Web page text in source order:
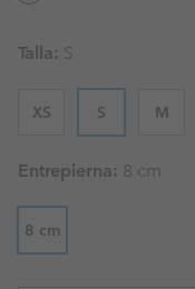
Talla: S
XS S M
Entrepierna: 8 cm
8 cm